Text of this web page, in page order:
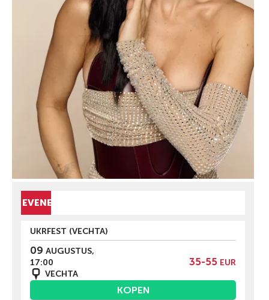
EVENEMENTEN
UKRFEST (VECHTA)
09 AUGUSTUS,
17:00
VECHTA
35-55 EUR
KOPEN